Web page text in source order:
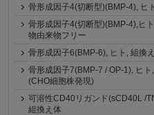
骨形成因子4(切断型)(BMP-4), ヒ
骨形成因子4(切断型)(BMP-4),ヒ
物由来物フリー
骨形成因子6(BMP-6), ヒト, 組換
骨形成因子7(BMP-7 / OP-1), ヒト
(CHO細胞株発現)
可溶性CD40リガンド(sCD40L /
組換え体